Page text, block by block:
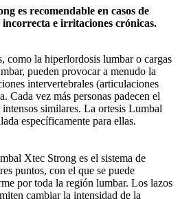
es recomendable en casos de
e irritaciones crónicas.
como la hiperlordosis lumbar o cargas
pueden provocar a menudo la
intervertebrales (articulaciones
Cada vez más personas padecen el
similares. La ortesis Lumbal
específicamente para ellas.
Xtec Strong es el sistema de
puntos, con el que se puede
por toda la región lumbar. Los lazos
cambiar la intensidad de la